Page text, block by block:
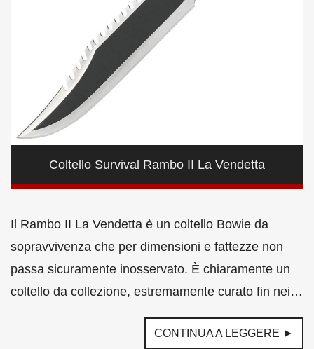
Coltello Survival Rambo II La Vendetta
Il Rambo II La Vendetta è un coltello Bowie da
sopravvivenza che per dimensioni e fattezze non
passa sicuramente inosservato. È chiaramente un
coltello da collezione, estremamente curato fin nei…
CONTINUA A LEGGERE ►